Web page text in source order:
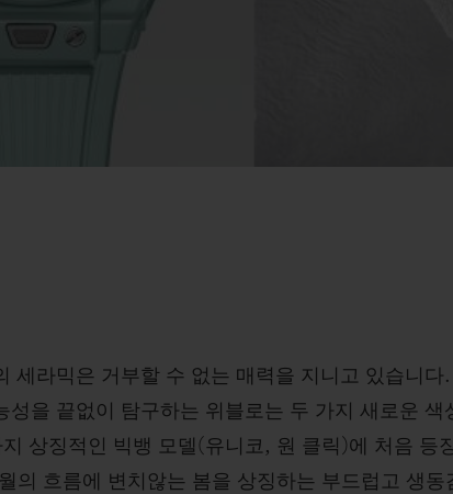
세라믹은 거부할 수 없는 매력을 지니고 있습니다
을 끝없이 탐구하는 위블로는 두 가지 새로운 색
상징적인 빅뱅 모델(유니코, 원 클릭)에 처음 등
의 흐름에 변치않는 봄을 상징하는 부드럽고 생